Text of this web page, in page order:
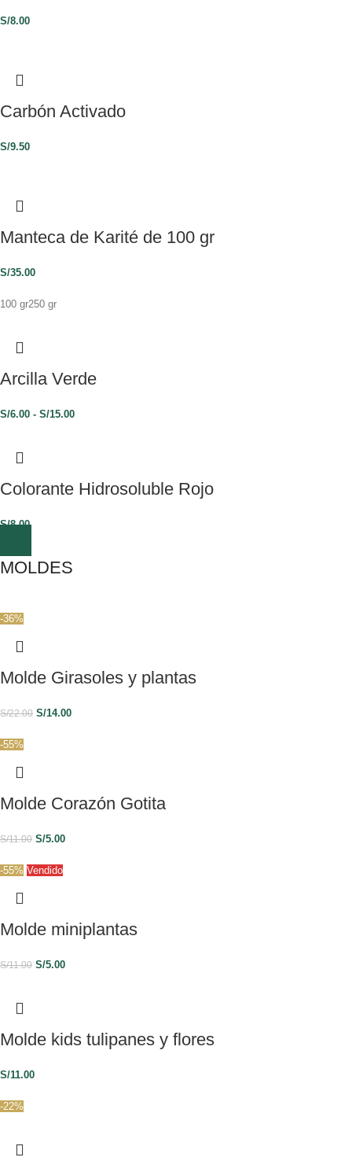
S/8.00
Carbón Activado
S/9.50
Manteca de Karité de 100 gr
S/35.00
100 gr250 gr
Arcilla Verde
S/6.00 - S/15.00
Colorante Hidrosoluble Rojo
S/8.00
MOLDES
-36%
Molde Girasoles y plantas
S/22.00 S/14.00
-55%
Molde Corazón Gotita
S/11.00 S/5.00
-55% Vendido
Molde miniplantas
S/11.00 S/5.00
Molde kids tulipanes y flores
S/11.00
-22%